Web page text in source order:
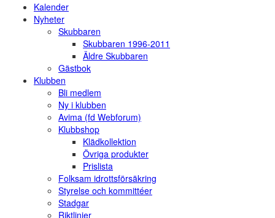
Kalender
Nyheter
Skubbaren
Skubbaren 1996-2011
Äldre Skubbaren
Gästbok
Klubben
Bli medlem
Ny i klubben
Avima (fd Webforum)
Klubbshop
Klädkollektion
Övriga produkter
Prislista
Folksam idrottsförsäkring
Styrelse och kommittéer
Stadgar
Riktlinjer